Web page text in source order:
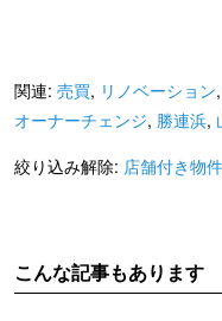
関連: 売買, リノベーション,
オーナーチェンジ, 勝連浜,
絞り込み解除: 店舗付き物件
こんな記事もあります